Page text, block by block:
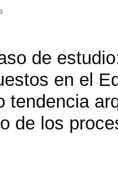
de
en el
tendencia
de los